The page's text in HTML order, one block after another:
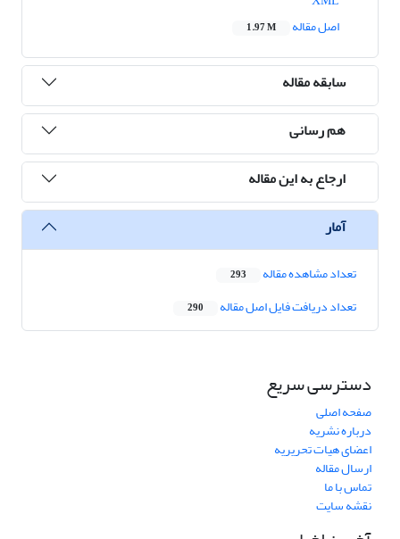
اصل مقاله
1.97 M
سابقه مقاله
هم رسانی
ارجاع به این مقاله
آمار
تعداد مشاهده مقاله 293
تعداد دریافت فایل اصل مقاله 290
دسترسی سریع
صفحه اصلی
درباره نشریه
اعضای هیات تحریریه
ارسال مقاله
تماس با ما
نقشه سایت